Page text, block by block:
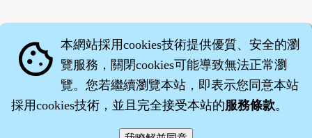
cookie 本網站採用cookies技術提供優質、安全的瀏
覽服務，關閉cookies可能導致無法正常瀏
覽。您若繼續瀏覽本站，即表示您同意本站
採用cookies技術，並且完全接受本站的服務條款。